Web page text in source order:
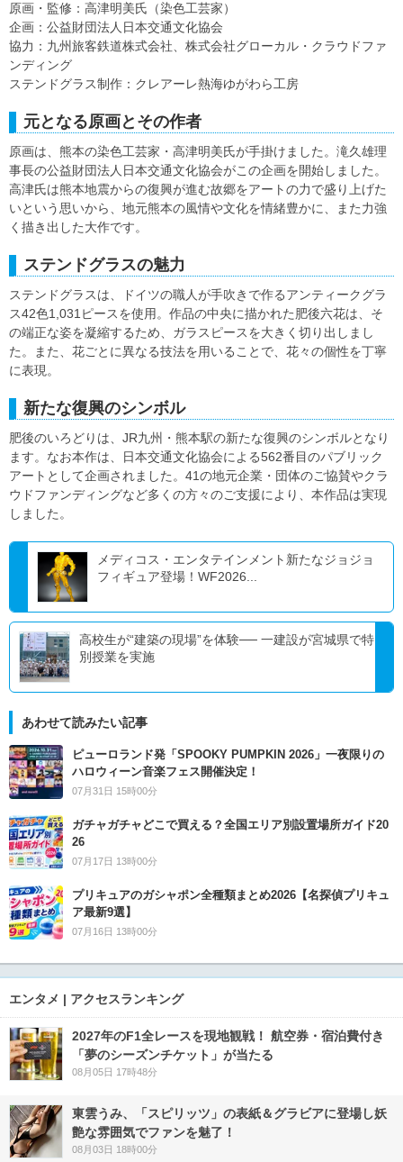
原画・監修：高津明美氏（染色工芸家）
企画：公益財団法人日本交通文化協会
協力：九州旅客鉄道株式会社、株式会社グローカル・クラウドファ
ンディング
ステンドグラス制作：クレアーレ熱海ゆがわら工房
元となる原画とその作者
原画は、熊本の染色工芸家・高津明美氏が手掛けました。滝久雄理
事長の公益財団法人日本交通文化協会がこの企画を開始しました。
高津氏は熊本地震からの復興が進む故郷をアートの力で盛り上げた
いという思いから、地元熊本の風情や文化を情緒豊かに、また力強
く描き出した大作です。
ステンドグラスの魅力
ステンドグラスは、ドイツの職人が手吹きで作るアンティークグラ
ス42色1,031ピースを使用。作品の中央に描かれた肥後六花は、そ
の端正な姿を凝縮するため、ガラスピースを大きく切り出しまし
た。また、花ごとに異なる技法を用いることで、花々の個性を丁寧
に表現。
新たな復興のシンボル
肥後のいろどりは、JR九州・熊本駅の新たな復興のシンボルとなり
ます。なお本作は、日本交通文化協会による562番目のパブリック
アートとして企画されました。41の地元企業・団体のご協賛やクラ
ウドファンディングなど多くの方々のご支援により、本作品は実現
しました。
メディコス・エンタテインメント新たなジョジョ
フィギュア登場！WF2026...
高校生が“建築の現場”を体験── 一建設が宮城県で特
別授業を実施
あわせて読みたい記事
ピューロランド発「SPOOKY PUMPKIN 2026」一夜限りの
ハロウィーン音楽フェス開催決定！
07月31日 15時00分
ガチャガチャどこで買える？全国エリア別設置場所ガイド20
26
07月17日 13時00分
プリキュアのガシャポン全種類まとめ2026【名探偵プリキュ
ア最新9選】
07月16日 13時00分
エンタメ | アクセスランキング
2027年のF1全レースを現地観戦！ 航空券・宿泊費付き
「夢のシーズンチケット」が当たる
08月05日 17時48分
東雲うみ、「スピリッツ」の表紙＆グラビアに登場し妖
艶な雰囲気でファンを魅了！
08月03日 18時00分